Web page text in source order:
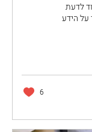
לדעת
הידע
6